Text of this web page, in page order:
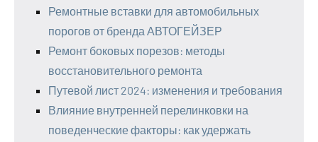
Ремонтные вставки для автомобильных
порогов от бренда АВТОГЕЙЗЕР
Ремонт боковых порезов: методы
восстановительного ремонта
Путевой лист 2024: изменения и требования
Влияние внутренней перелинковки на
поведенческие факторы: как удержать